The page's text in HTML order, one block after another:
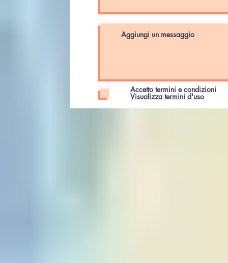
Accetto termini e condizioni
Visualizza termini d'uso